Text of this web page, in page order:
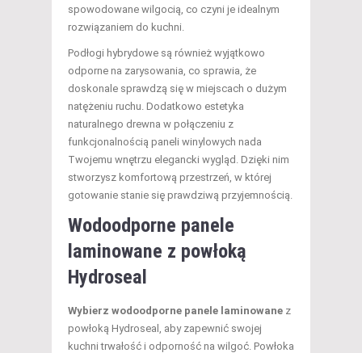
spowodowane wilgocią, co czyni je idealnym
rozwiązaniem do kuchni.
Podłogi hybrydowe są również wyjątkowo
odporne na zarysowania, co sprawia, że
doskonale sprawdzą się w miejscach o dużym
natężeniu ruchu. Dodatkowo estetyka
naturalnego drewna w połączeniu z
funkcjonalnością paneli winylowych nada
Twojemu wnętrzu elegancki wygląd. Dzięki nim
stworzysz komfortową przestrzeń, w której
gotowanie stanie się prawdziwą przyjemnością.
Wodoodporne panele
laminowane z powłoką
Hydroseal
Wybierz wodoodporne panele laminowane z
powłoką Hydroseal, aby zapewnić swojej
kuchni trwałość i odporność na wilgoć. Powłoka